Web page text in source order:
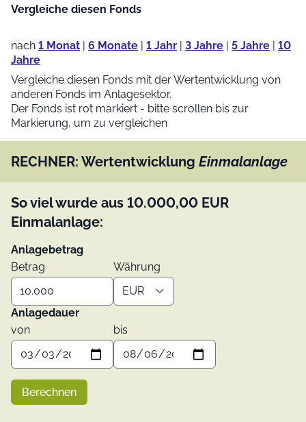
Vergleiche diesen Fonds
nach 1 Monat | 6 Monate | 1 Jahr | 3 Jahre | 5 Jahre | 10
Jahre
Vergleiche diesen Fonds mit der Wertentwicklung von
anderen Fonds im Anlagesektor.
Der Fonds ist rot markiert - bitte scrollen bis zur
Markierung, um zu vergleichen
RECHNER: Wertentwicklung Einmalanlage
So viel wurde aus 10.000,00 EUR
Einmalanlage:
Anlagebetrag
Betrag
Währung
Anlagedauer
von
bis
Berechnen